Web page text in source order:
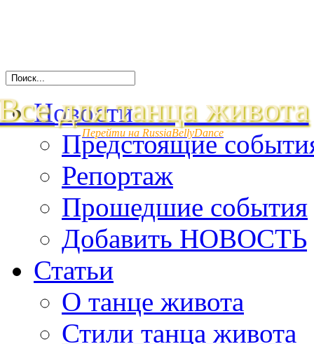
для танца живота
Перейти на RussiaBellyDance
Новости
Предстоящие
Репортаж
Прошедшие события
Добавить НОВОСТЬ
Статьи
О танце живота
Стили танца живота